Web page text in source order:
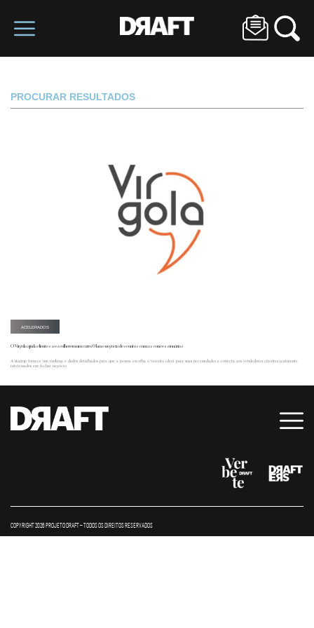
PROCURAR RESULTADOS
ACELERADOS
O Virgola ajuda clientes a escolherem um carro 0 km e negocia descontos com as concessionárias
A startup fornece um ranking e dados detalhados para que a pessoa escolha o veículo ideal para suas necessidades e conecta aos vendedores clientes realmente
interessados em fechar negócio.
COPYRIGHT 2026 PROJETO DRAFT – TODOS OS DIREITOS RESERVADOS